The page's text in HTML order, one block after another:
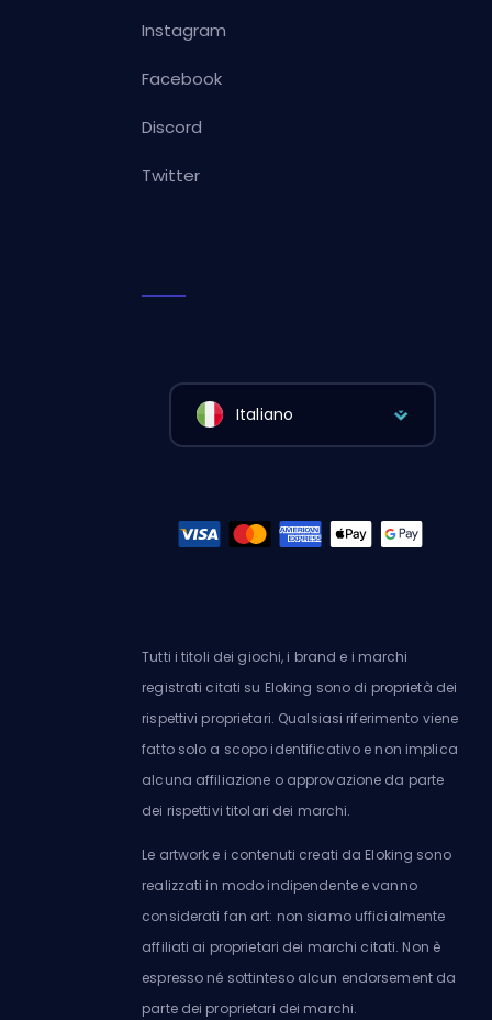
Instagram
Facebook
Discord
Twitter
Italiano
Tutti i titoli dei giochi, i brand e i marchi
registrati citati su Eloking sono di proprietà dei
rispettivi proprietari. Qualsiasi riferimento viene
fatto solo a scopo identificativo e non implica
alcuna affiliazione o approvazione da parte
dei rispettivi titolari dei marchi.
Le artwork e i contenuti creati da Eloking sono
realizzati in modo indipendente e vanno
considerati fan art: non siamo ufficialmente
affiliati ai proprietari dei marchi citati. Non è
espresso né sottinteso alcun endorsement da
parte dei proprietari dei marchi.